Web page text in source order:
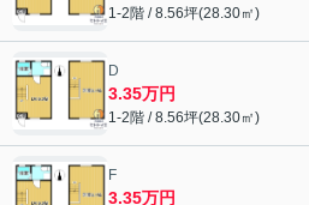
1-2階 / 8.56坪(28.30㎡)
D
3.35万円
1-2階 / 8.56坪(28.30㎡)
F
3.35万円